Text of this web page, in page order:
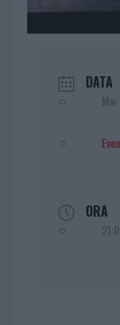
DATA
ORA